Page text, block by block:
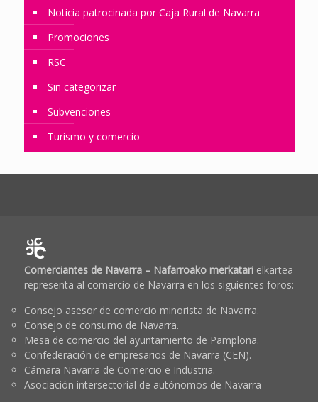
Noticia patrocinada por Caja Rural de Navarra
Promociones
RSC
Sin categorizar
Subvenciones
Turismo y comercio
Comerciantes de Navarra – Nafarroako merkatarielkartea
representa al comercio de Navarra en los siguientes foros:
Consejo asesor de comercio minorista de Navarra.
Consejo de consumo de Navarra.
Mesa de comercio del ayuntamiento de Pamplona.
Confederación de empresarios de Navarra (CEN).
Cámara Navarra de Comercio e Industria.
Asociación intersectorial de autónomos de Navarra